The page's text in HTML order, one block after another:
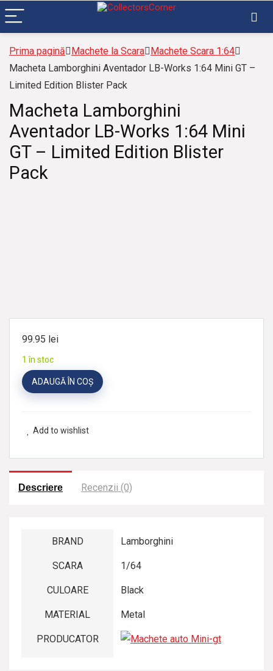
Prima pagină Machete la Scara Machete Scara 1:64
Macheta Lamborghini Aventador LB-Works 1:64 Mini GT –
Limited Edition Blister Pack
Macheta Lamborghini
Aventador LB-Works 1:64 Mini
GT – Limited Edition Blister
Pack
99.95 lei
1 în stoc
ADAUGĂ ÎN COȘ
Add to wishlist
Descriere Recenzii (0)
BRAND Lamborghini
SCARA 1/64
CULOARE Black
MATERIAL Metal
PRODUCATOR